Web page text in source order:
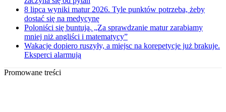
8 lipca wyniki matur 2026. Tyle punktów potrzeba, żeby
dostać się na medycynę
Poloniści się buntują. „Za sprawdzanie matur zarabiamy
mniej niż angliści i matematycy”
Wakacje dopiero ruszyły, a miejsc na korepetycje już brakuje.
Eksperci alarmują
Promowane treści